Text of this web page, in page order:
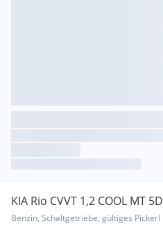
KIA Rio CVVT 1,2 COOL MT 5D
Benzin, Schaltgetriebe, gültiges Pickerl